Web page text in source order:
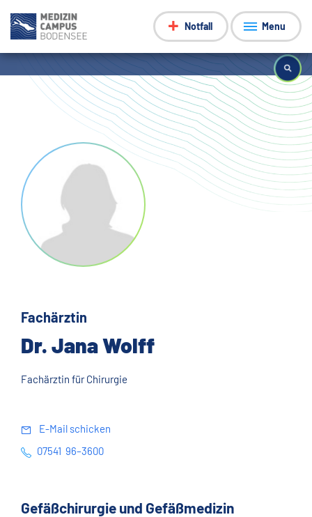
Notfall Menu
Fachärztin
Dr. Jana Wolff
Fachärztin für Chirurgie
E-Mail schicken
07541 96–3600
Gefäßchirurgie und Gefäßmedizin